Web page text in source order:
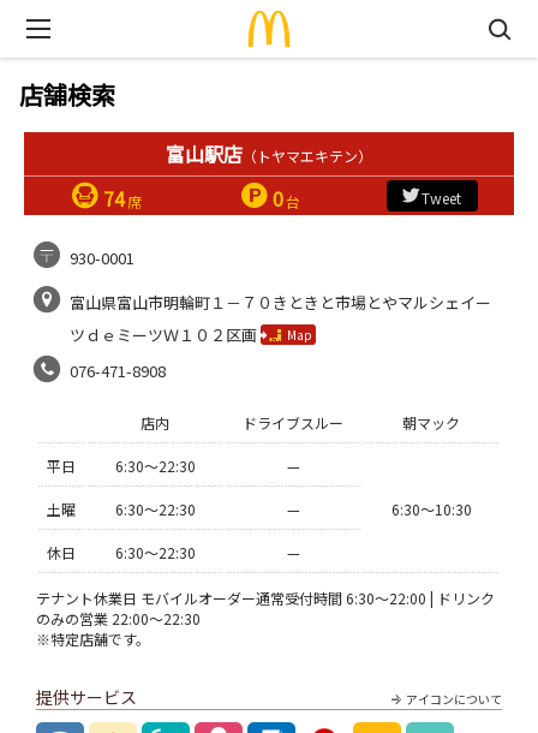
店舗検索
富山駅店 （トヤマエキテン）
74席 0台 Tweet
930-0001
富山県富山市明輪町１－７０きときと市場とやマルシェイー
ツｄｅミーツＷ１０２区画
Map
076-471-8908
店内 ドライブスルー 朝マック
平日 6:30〜22:30 —
6:30〜10:30
土曜 6:30〜22:30 —
休日 6:30〜22:30 —
テナント休業日 モバイルオーダー通常受付時間 6:30～22:00 | ドリンク
のみの営業 22:00～22:30
※特定店舗です。
アイコンについて
提供サービス